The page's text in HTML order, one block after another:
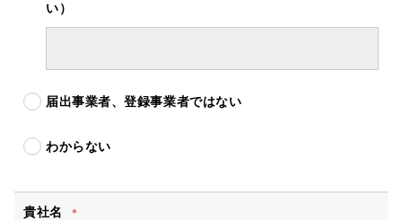
い）
届出事業者、登録事業者ではない
わからない
貴社名 ＊